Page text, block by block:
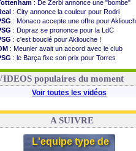
: De Zerbi annonce une "bombe"
: City annonce la couleur pour Rodri
: Monaco accepte une offre pour
: Dupraz se prononce pour la LdC
: c'est bouclé pour Akliouche !
: Meunier avait un accord avec le club
: le Barça fixe son prix pour Torres
: Infantino sollicite Trump
populaires du moment
Voir toutes les vidéos
A SUIVRE
L'equipe type de